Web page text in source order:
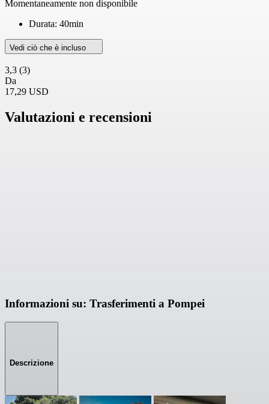
Momentaneamente non disponibile
Durata: 40min
Vedi ciò che è incluso
3,3 (3)
Da
17,29 USD
Valutazioni e recensioni
Informazioni su: Trasferimenti a Pompei
Descrizione